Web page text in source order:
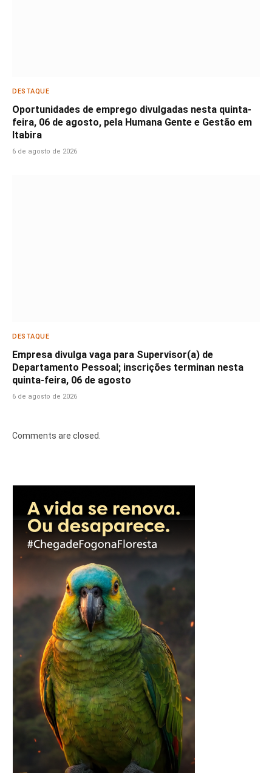
DESTAQUE
Oportunidades de emprego divulgadas nesta quinta-
feira, 06 de agosto, pela Humana Gente e Gestão em
Itabira
6 de agosto de 2026
DESTAQUE
Empresa divulga vaga para Supervisor(a) de
Departamento Pessoal; inscrições terminan nesta
quinta-feira, 06 de agosto
6 de agosto de 2026
Comments are closed.